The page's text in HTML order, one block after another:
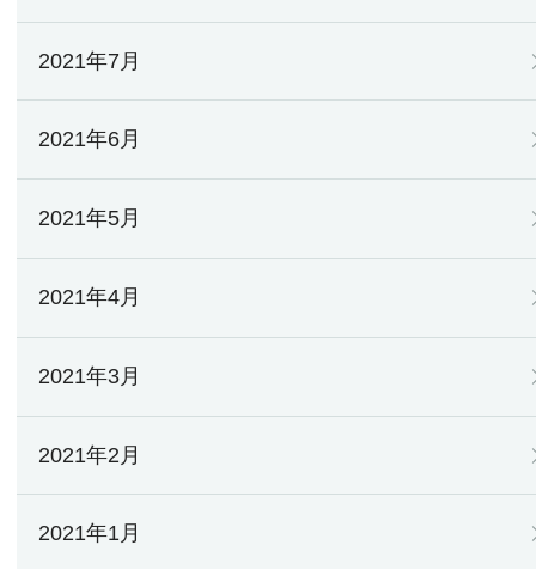
2021年7月
2021年6月
2021年5月
2021年4月
2021年3月
2021年2月
2021年1月